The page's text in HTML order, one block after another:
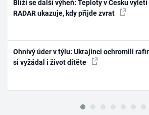
Blíží se další výheň: Teploty v Česku vyletí
RADAR ukazuje, kdy přijde zvrat
Ohnivý úder v týlu: Ukrajinci ochromili
si vyžádal i život dítěte